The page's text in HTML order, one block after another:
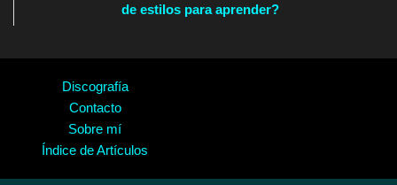
de estilos para aprender?
Discografía
Contacto
Sobre mí
Índice de Artículos